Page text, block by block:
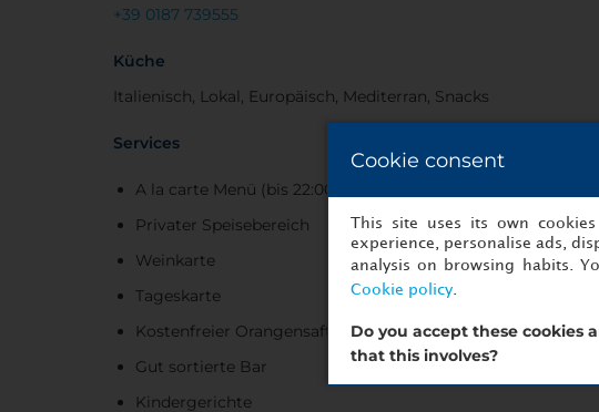
+39 0187 739555
Küche
Italienisch, Lokal, Europäisch, Mediterran, Snacks
Services
A la carte Menü (bis 22:00 Uhr)
Privater Speisebereich
Weinkarte
Tageskarte
Kostenfreier Orangensaft
Gut sortierte Bar
Kindergerichte
Cookie consent
This site uses its own
experience, personalise ads,
analysis on browsing habits.
Cookie policy.
Do you accept these cookies
that this involves?